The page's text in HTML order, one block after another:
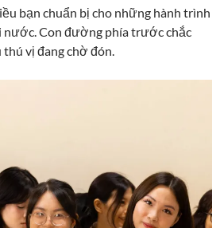
bạn chuẩn bị cho những hành trình
nước. Con đường phía trước chắc
vị đang chờ đón.